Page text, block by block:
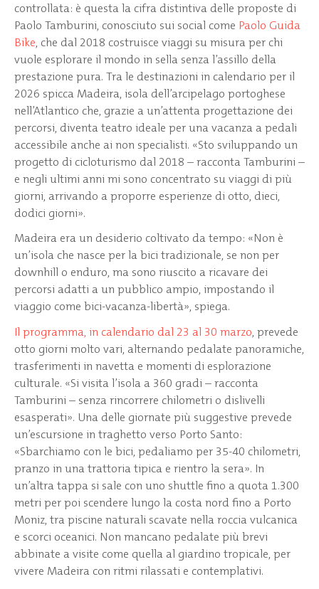
controllata: è questa la cifra distintiva delle proposte di
Paolo Tamburini, conosciuto sui social come Paolo Guida
Bike, che dal 2018 costruisce viaggi su misura per chi
vuole esplorare il mondo in sella senza l’assillo della
prestazione pura. Tra le destinazioni in calendario per il
2026 spicca Madeira, isola dell’arcipelago portoghese
nell’Atlantico che, grazie a un’attenta progettazione dei
percorsi, diventa teatro ideale per una vacanza a pedali
accessibile anche ai non specialisti. «Sto sviluppando un
progetto di cicloturismo dal 2018 – racconta Tamburini –
e negli ultimi anni mi sono concentrato su viaggi di più
giorni, arrivando a proporre esperienze di otto, dieci,
dodici giorni».
Madeira era un desiderio coltivato da tempo: «Non è
un’isola che nasce per la bici tradizionale, se non per
downhill o enduro, ma sono riuscito a ricavare dei
percorsi adatti a un pubblico ampio, impostando il
viaggio come bici-vacanza-libertà», spiega.
Il programma, in calendario dal 23 al 30 marzo, prevede
otto giorni molto vari, alternando pedalate panoramiche,
trasferimenti in navetta e momenti di esplorazione
culturale. «Si visita l’isola a 360 gradi – racconta
Tamburini – senza rincorrere chilometri o dislivelli
esasperati». Una delle giornate più suggestive prevede
un’escursione in traghetto verso Porto Santo:
«Sbarchiamo con le bici, pedaliamo per 35-40 chilometri,
pranzo in una trattoria tipica e rientro la sera». In
un’altra tappa si sale con uno shuttle fino a quota 1.300
metri per poi scendere lungo la costa nord fino a Porto
Moniz, tra piscine naturali scavate nella roccia vulcanica
e scorci oceanici. Non mancano pedalate più brevi
abbinate a visite come quella al giardino tropicale, per
vivere Madeira con ritmi rilassati e contemplativi.